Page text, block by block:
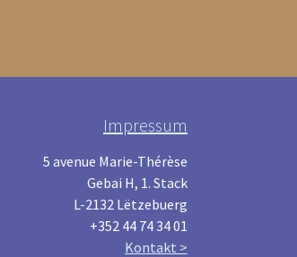
Impressum
5 avenue Marie-Thérèse
Gebai H, 1. Stack
L-2132 Lëtzebuerg
+352 44 74 34 01
Kontakt >